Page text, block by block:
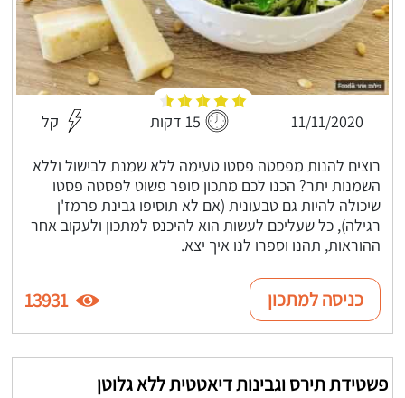
11/11/2020 15 דקות קל
רוצים להנות מפסטה פסטו טעימה ללא שמנת לבישול וללא
השמנות יתר? הכנו לכם מתכון סופר פשוט לפסטה פסטו
שיכולה להיות גם טבעונית (אם לא תוסיפו גבינת פרמז'ן
רגילה), כל שעליכם לעשות הוא להיכנס למתכון ולעקוב אחר
ההוראות, תהנו וספרו לנו איך יצא.
כניסה למתכון 13931
פשטידת תירס וגבינות דיאטטית ללא גלוטן